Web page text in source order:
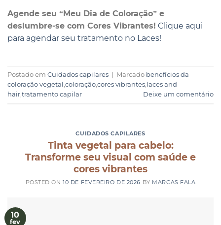
Agende seu “Meu Dia de Coloração” e
deslumbre-se com Cores Vibrantes! Clique aqui
para agendar seu tratamento no Laces!
Postado em Cuidados capilares Marcado benefícios da
coloração vegetal ,coloração,cores vibrantes, laces and
hair,tratamento capilar Deixe um comentário
CUIDADOS CAPILARES
Tinta vegetal para cabelo:
Transforme seu visual com saúde e
cores vibrantes
POSTED ON10 DE FEVEREIRO DE 2026 BY MARCAS FALA
10
fev